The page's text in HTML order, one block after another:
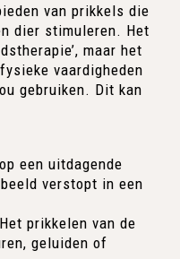
van prikkels die
dier stimuleren. Het
maar het
vaardigheden
gebruiken. Dit kan
een uitdagende
verstopt in een
Het prikkelen van de
geluiden of